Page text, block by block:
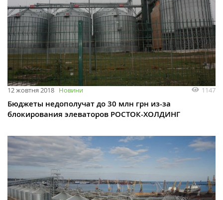
12 жовтня 2018 Новини 1147
Бюджеты недополучат до 30 млн грн из-за
блокирования элеваторов РОСТОК-ХОЛДИНГ